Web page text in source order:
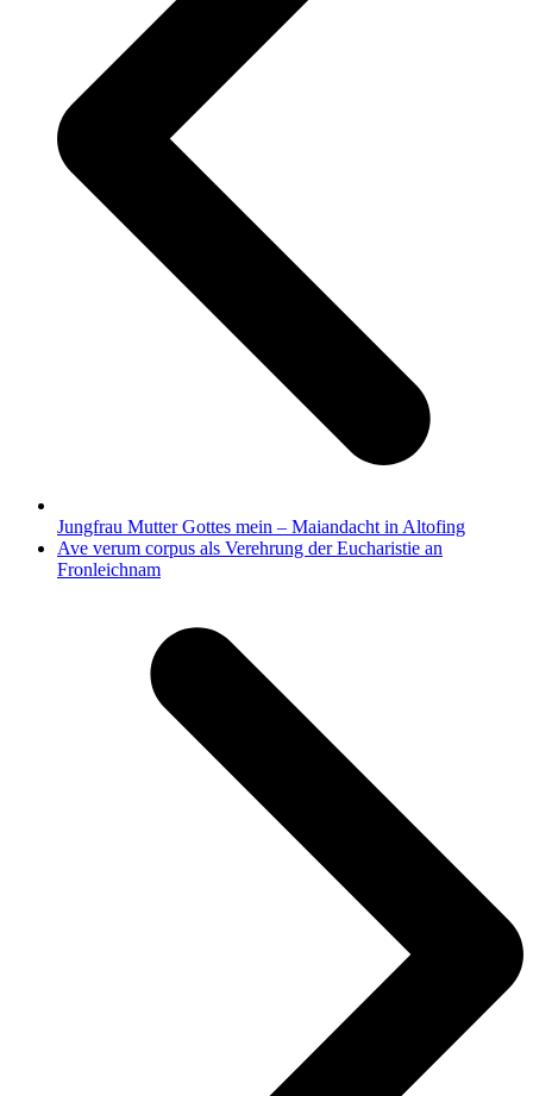
Jungfrau Mutter Gottes mein – Maiandacht in Altofing
Nächster
Beitrag:
Ave verum corpus als Verehrung der Eucharistie an
Fronleichnam